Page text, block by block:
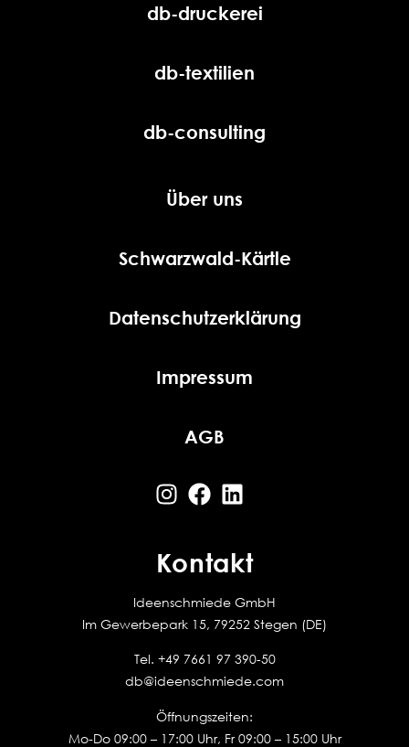
db-druckerei
db-textilien
db-consulting
Über uns
Schwarzwald-Kärtle
Datenschutzerklärung
Impressum
AGB
Kontakt
Ideenschmiede GmbH
Im Gewerbepark 15, 79252 Stegen (DE)
Tel. +49 7661 97 390-50
db@ideenschmiede.com
Öffnungszeiten:
Mo-Do 09:00 – 17:00 Uhr, Fr 09:00 – 15:00 Uhr